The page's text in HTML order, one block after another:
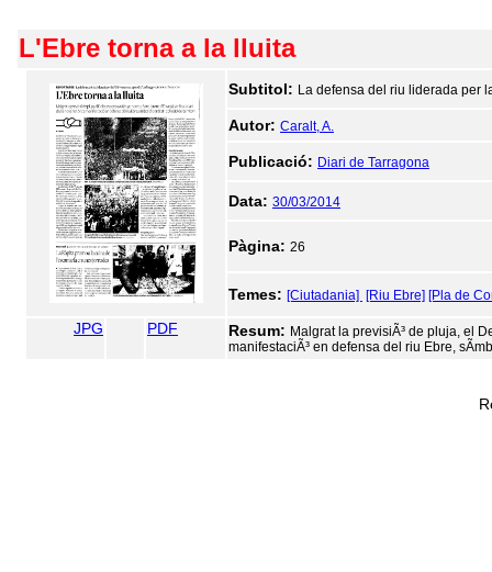
L'Ebre torna a la lluita
Subtitol: La defensa del riu liderada per
Autor: Caralt, A.
Publicació: Diari de Tarragona
Data: 30/03/2014
Pàgina: 26
Temes: [Ciutadania] [Riu Ebre] [Pla de
JPG PDF Resum: Malgrat la previsiÃ³ de pluja, el
manifestaciÃ³ en defensa del riu Ebre,